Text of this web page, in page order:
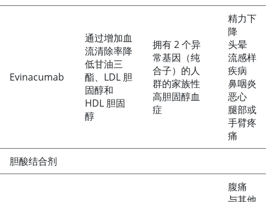
Evinacumab
通过增加血
流清除率降
低甘油三
酯、LDL 胆
固醇和
HDL 胆固
醇
拥有 2 个异
常基因（纯
合子）的人
群的家族性
高胆固醇血
症
精力下
降
头晕
流感样
疾病
鼻咽炎
恶心
腿部或
手臂疼
痛
胆酸结合剂
腹痛